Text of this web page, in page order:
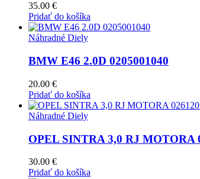
35.00 €
Pridať do košíka
Náhradné Diely
BMW E46 2.0D 0205001040
20.00 €
Pridať do košíka
Náhradné Diely
OPEL SINTRA 3,0 RJ MOTORA
30.00 €
Pridať do košíka